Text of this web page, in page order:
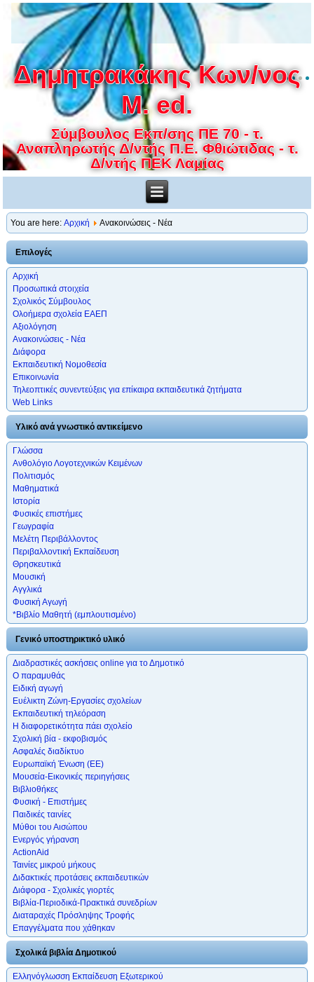
Δημητρακάκης Κων/νος
M. ed.
Σύμβουλος Εκπ/σης ΠΕ 70 - τ.
Αναπληρωτής Δ/ντής Π.Ε. Φθιώτιδας - τ.
Δ/ντής ΠΕΚ Λαμίας
You are here:Αρχική Ανακοινώσεις - Νέα
Επιλογές
Αρχική
Προσωπικά στοιχεία
Σχολικός Σύμβουλος
Ολοήμερα σχολεία ΕΑΕΠ
Αξιολόγηση
Ανακοινώσεις - Νέα
Διάφορα
Εκπαιδευτική Νομοθεσία
Επικοινωνία
Τηλεοπτικές συνεντεύξεις για επίκαιρα εκπαιδευτικά ζητήματα
Web Links
Υλικό ανά γνωστικό αντικείμενο
Γλώσσα
Ανθολόγιο Λογοτεχνικών Κειμένων
Πολιτισμός
Μαθηματικά
Ιστορία
Φυσικές επιστήμες
Γεωγραφία
Μελέτη Περιβάλλοντος
Περιβαλλοντική Εκπαίδευση
Θρησκευτικά
Μουσική
Αγγλικά
Φυσική Αγωγή
*Βιβλίο Μαθητή (εμπλουτισμένο)
Γενικό υποστηρικτικό υλικό
Διαδραστικές ασκήσεις online για το Δημοτικό
Ο παραμυθάς
Ειδική αγωγή
Ευέλικτη Ζώνη-Εργασίες σχολείων
Εκπαιδευτική τηλεόραση
Η διαφορετικότητα πάει σχολείο
Σχολική βία - εκφοβισμός
Ασφαλές διαδίκτυο
Ευρωπαϊκή Ένωση (ΕΕ)
Μουσεία-Εικονικές περιηγήσεις
Βιβλιοθήκες
Φυσική - Επιστήμες
Παιδικές ταινίες
Μύθοι του Αισώπου
Ενεργός γήρανση
ActionAid
Ταινίες μικρού μήκους
Διδακτικές προτάσεις εκπαιδευτικών
Διάφορα - Σχολικές γιορτές
Βιβλία-Περιοδικά-Πρακτικά συνεδρίων
Διαταραχές Πρόσληψης Τροφής
Επαγγέλματα που χάθηκαν
Σχολικά βιβλία Δημοτικού
Ελληνόγλωσση Εκπαίδευση Εξωτερικού